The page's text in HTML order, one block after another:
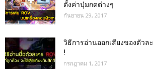
ตั้งค่าปุ่มกดต่างๆ
กันยายน 29, 2017
วิธีการอ่านออกเสียงของตัวล
!
กรกฎาคม 1, 2017